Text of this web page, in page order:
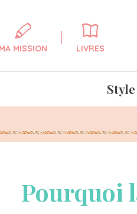
MA MISSION LIVRES
Style
Pourquoi